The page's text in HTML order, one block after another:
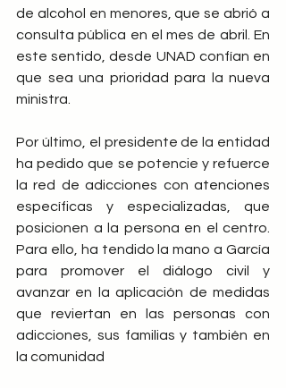
de alcohol en menores, que se abrió a
consulta pública en el mes de abril. En
este sentido, desde UNAD confían en
que sea una prioridad para la nueva
ministra.
Por último, el presidente de la entidad
ha pedido que se potencie y refuerce
la red de adicciones con atenciones
específicas y especializadas, que
posicionen a la persona en el centro.
Para ello, ha tendido la mano a García
para promover el diálogo civil y
avanzar en la aplicación de medidas
que reviertan en las personas con
adicciones, sus familias y también en
la comunidad